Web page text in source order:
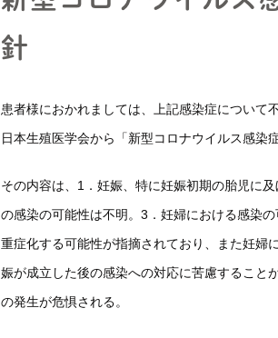
心理カウンセリング
針
患者様におかれましては、上記感染症について
日本生殖医学会から「新型コロナウイルス感染
その内容は、1．妊娠、特に妊娠初期の胎児に
の感染の可能性は不明。3．妊婦における感染
重症化する可能性が指摘されており、また妊婦
娠が成立した後の感染への対応に苦慮すること
の発生が危惧される。